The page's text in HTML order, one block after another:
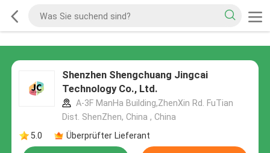
Shenzhen Shengchuang Jingcai
Technology Co., Ltd.
A-3F ManHa Building,ZhenXin Rd. FuTian
Dist. ShenZhen, China , China
5.0
Überprüfter Lieferant